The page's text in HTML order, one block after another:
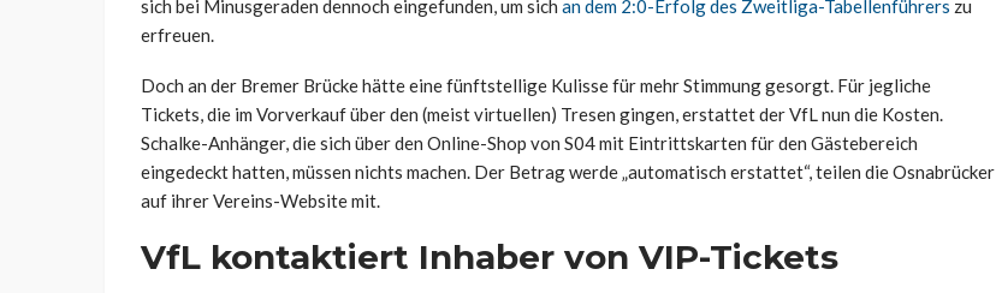
sich bei Minusgeraden dennoch eingefunden, um sich an dem 2:0-Erfolg des Zweitliga-Tabellenführers zu
erfreuen.
Doch an der Bremer Brücke hätte eine fünftstellige Kulisse für mehr Stimmung gesorgt. Für jegliche
Tickets, die im Vorverkauf über den (meist virtuellen) Tresen gingen, erstattet der VfL nun die Kosten.
Schalke-Anhänger, die sich über den Online-Shop von S04 mit Eintrittskarten für den Gästebereich
eingedeckt hatten, müssen nichts machen. Der Betrag werde „automatisch erstattet“, teilen die Osnabrücker
auf ihrer Vereins-Website mit.
VfL kontaktiert Inhaber von VIP-Tickets